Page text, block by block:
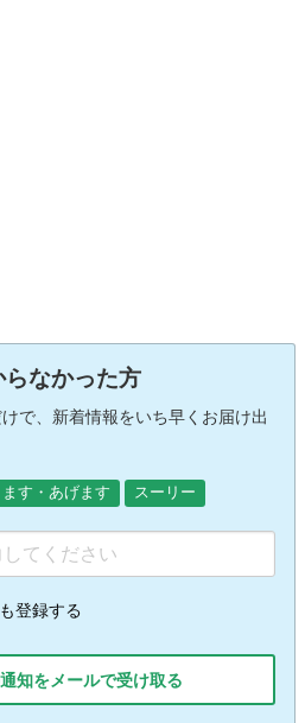
なかった方
で、新着情報をいち早くお届け出
す・あげます スーリー
登録する
知をメールで受け取る